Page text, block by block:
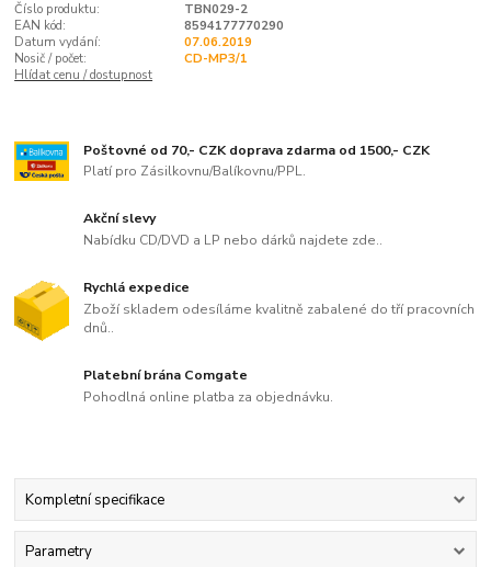
Číslo produktu:
TBN029-2
EAN kód:
8594177770290
Datum vydání:
07.06.2019
Nosič / počet:
CD-MP3/1
Hlídat cenu / dostupnost
Poštovné od 70,- CZK doprava zdarma od 1500,- CZK
Platí pro Zásilkovnu/Balíkovnu/PPL.
Akční slevy
Nabídku CD/DVD a LP nebo dárků najdete zde..
Rychlá expedice
Zboží skladem odesíláme kvalitně zabalené do tří pracovních
dnů..
Platební brána Comgate
Pohodlná online platba za objednávku.
Kompletní specifikace
Parametry